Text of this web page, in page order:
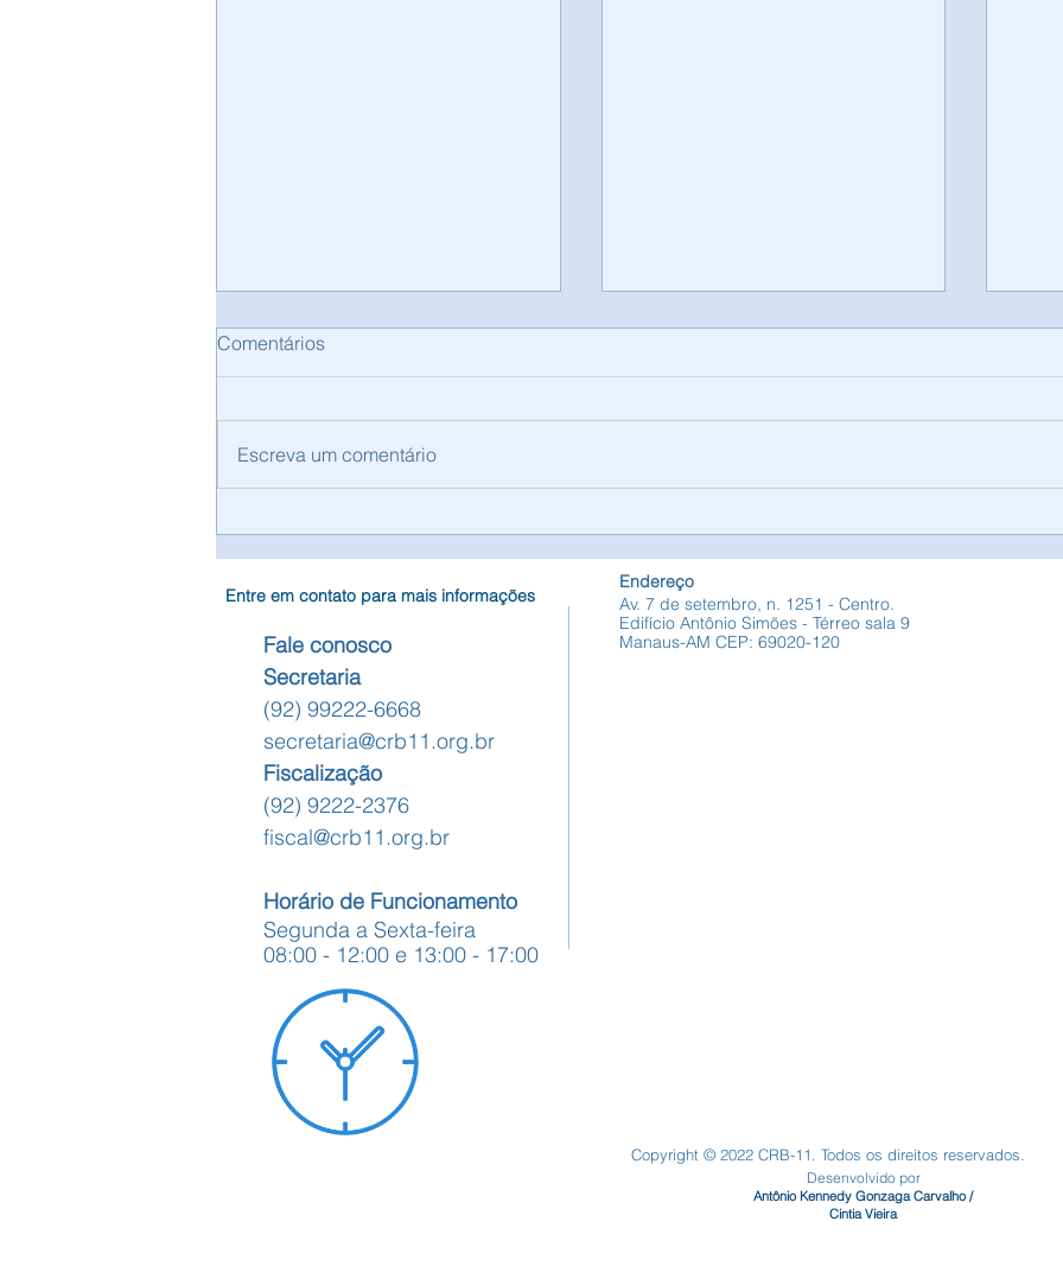
Contratação para Assessoria
BIBLIOTECAS E
INFORMAÇÃO DIGITAL
Comentários
Escreva um comentário
Entre em contato para mais informações
Endereço
Av. 7 de setembro, n. 1251 - Centro.
Edifício Antônio Simões - Térreo sala 9
Manaus-AM CEP: 69020-120
Fale conosco
Secretaria
(92) 99222-6668
secretaria@crb11.org.br
Fiscalização
(92) 9222-2376
fiscal@crb11.org.br
Horário de Funcionamento
Segunda a Sexta-feira
08:00 - 12:00 e 13:00 - 17:00
Copyright © 2022 CRB-11. Todos os direitos reservados.
Desenvolvido por
Antônio Kennedy Gonzaga Carvalho /
Cintia Vieira